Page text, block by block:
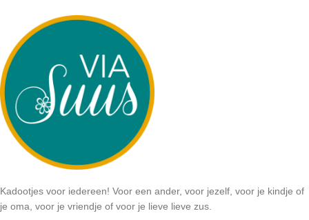
Kadootjes voor iedereen! Voor een ander, voor jezelf, voor je kindje of
je oma, voor je vriendje of voor je lieve lieve zus.